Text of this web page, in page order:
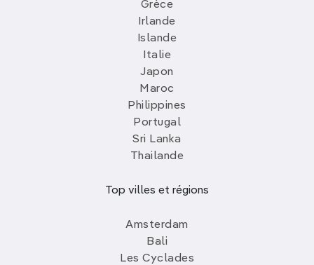
Grèce
Irlande
Islande
Italie
Japon
Maroc
Philippines
Portugal
Sri Lanka
Thailande
Top villes et régions
Amsterdam
Bali
Les Cyclades